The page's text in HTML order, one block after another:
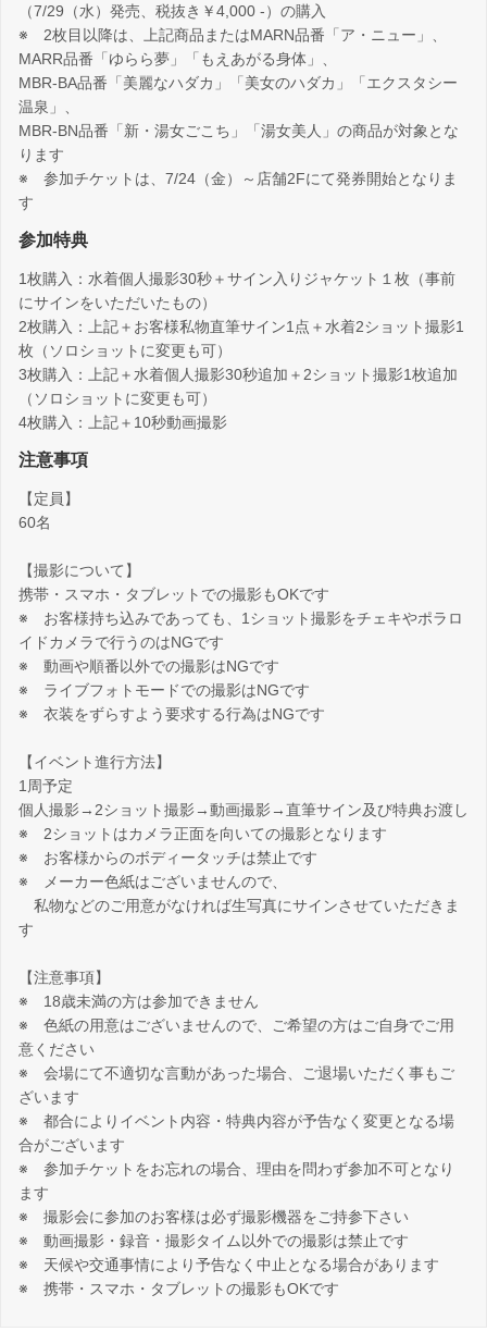
（7/29（水）発売、税抜き￥4,000 -）の購入
※ 2枚目以降は、上記商品またはMARN品番「ア・ニュー」、
MARR品番「ゆらら夢」「もえあがる身体」、
MBR-BA品番「美麗なハダカ」「美女のハダカ」「エクスタシー
温泉」、
MBR-BN品番「新・湯女ごこち」「湯女美人」の商品が対象とな
ります
※ 参加チケットは、7/24（金）～店舗2Fにて発券開始となりま
す
参加特典
1枚購入：水着個人撮影30秒＋サイン入りジャケット１枚（事前
にサインをいただいたもの）
2枚購入：上記＋お客様私物直筆サイン1点＋水着2ショット撮影1
枚（ソロショットに変更も可）
3枚購入：上記＋水着個人撮影30秒追加＋2ショット撮影1枚追加
（ソロショットに変更も可）
4枚購入：上記＋10秒動画撮影
注意事項
【定員】
60名
【撮影について】
携帯・スマホ・タブレットでの撮影もOKです
※ お客様持ち込みであっても、1ショット撮影をチェキやポラロ
イドカメラで行うのはNGです
※ 動画や順番以外での撮影はNGです
※ ライブフォトモードでの撮影はNGです
※ 衣装をずらすよう要求する行為はNGです
【イベント進行方法】
1周予定
個人撮影→2ショット撮影→動画撮影→直筆サイン及び特典お渡し
※ 2ショットはカメラ正面を向いての撮影となります
※ お客様からのボディータッチは禁止です
※ メーカー色紙はございませんので、
私物などのご用意がなければ生写真にサインさせていただきま
す
【注意事項】
※ 18歳未満の方は参加できません
※ 色紙の用意はございませんので、ご希望の方はご自身でご用
意ください
※ 会場にて不適切な言動があった場合、ご退場いただく事もご
ざいます
※ 都合によりイベント内容・特典内容が予告なく変更となる場
合がございます
※ 参加チケットをお忘れの場合、理由を問わず参加不可となり
ます
※ 撮影会に参加のお客様は必ず撮影機器をご持参下さい
※ 動画撮影・録音・撮影タイム以外での撮影は禁止です
※ 天候や交通事情により予告なく中止となる場合があります
※ 携帯・スマホ・タブレットの撮影もOKです